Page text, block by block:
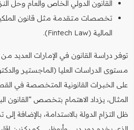
القانون الدولي الخاص والعام وحل
تخصصات متقدمة مثل قانون الملكية
المالية (Fintech Law).
توفر دراسة القانون في الإمارات العديد
مستوى الدراسات العليا (الماجستير
على الخبرات القانونية المتخصصة في
المثال، يزداد الاهتمام بتخصص “القانون
ظل التزام الدولة بالاستدامة، بالإضافة